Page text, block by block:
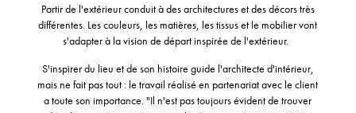
Partir de l'extérieur conduit à des architectures et des décors très
différentes. Les couleurs, les matières, les tissus et le mobilier vont
s'adapter à la vision de départ inspirée de l'extérieur.
S'inspirer du lieu et de son histoire guide l'architecte d'intérieur,
mais ne fait pas tout : le travail réalisé en partenariat avec le client
a toute son importance. "Il n'est pas toujours évident de trouver